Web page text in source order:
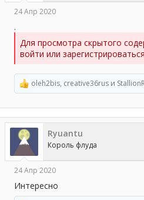
24 Апр 2020
.
Для просмотра скрытого
войти или
Р
е
а
к
ц
и
и
oleh2bis, creative36rus и
Ryuantu
Король флуда
24 Апр 2020
Интересно